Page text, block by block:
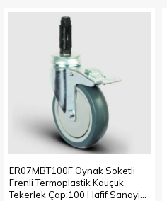
ER07MBT100F Oynak Soketli
Frenli Termoplastik Kauçuk
Tekerlek Çap:100 Hafif Sanayi